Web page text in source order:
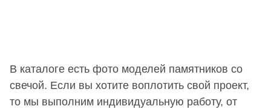
В каталоге есть фото моделей памятников со
свечой. Если вы хотите воплотить свой проект,
то мы выполним индивидуальную работу, от